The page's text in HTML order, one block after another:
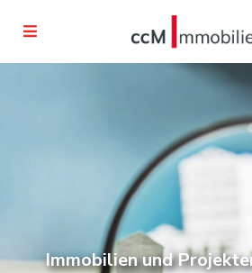
Immobilien und